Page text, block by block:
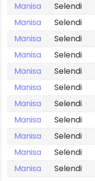
Manisa
Selendi
Manisa
Selendi
Manisa
Selendi
Manisa
Selendi
Manisa
Selendi
Manisa
Selendi
Manisa
Selendi
Manisa
Selendi
Manisa
Selendi
Manisa
Selendi
Manisa
Selendi